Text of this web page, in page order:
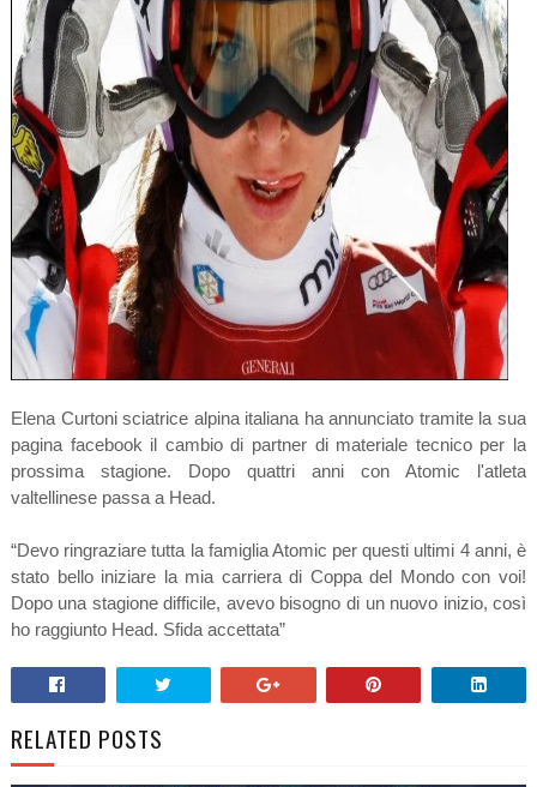
Elena Curtoni sciatrice alpina italiana ha annunciato tramite la sua
pagina facebook il cambio di partner di materiale tecnico per la
prossima stagione. Dopo quattri anni con Atomic l'atleta
valtellinese passa a Head.
“Devo ringraziare tutta la famiglia Atomic per questi ultimi 4 anni, è
stato bello iniziare la mia carriera di Coppa del Mondo con voi!
Dopo una stagione difficile, avevo bisogno di un nuovo inizio, così
ho raggiunto Head. Sfida accettata”
RELATED POSTS